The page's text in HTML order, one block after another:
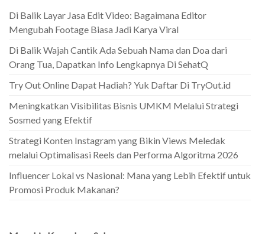
Di Balik Layar Jasa Edit Video: Bagaimana Editor
Mengubah Footage Biasa Jadi Karya Viral
Di Balik Wajah Cantik Ada Sebuah Nama dan Doa dari
Orang Tua, Dapatkan Info Lengkapnya Di SehatQ
Try Out Online Dapat Hadiah? Yuk Daftar Di TryOut.id
Meningkatkan Visibilitas Bisnis UMKM Melalui Strategi
Sosmed yang Efektif
Strategi Konten Instagram yang Bikin Views Meledak
melalui Optimalisasi Reels dan Performa Algoritma 2026
Influencer Lokal vs Nasional: Mana yang Lebih Efektif untuk
Promosi Produk Makanan?